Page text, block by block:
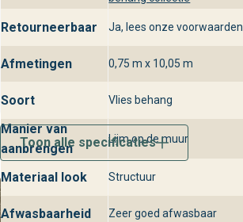
Retourneerbaar Ja, lees onze voorwaarden
Afmetingen 0,75 m x 10,05 m
Soort Vlies behang
Manier van
aanbrengen
Lijm op de muur
Materiaal look Structuur
Afwasbaarheid Zeer goed afwasbaar
Toon alle specificaties